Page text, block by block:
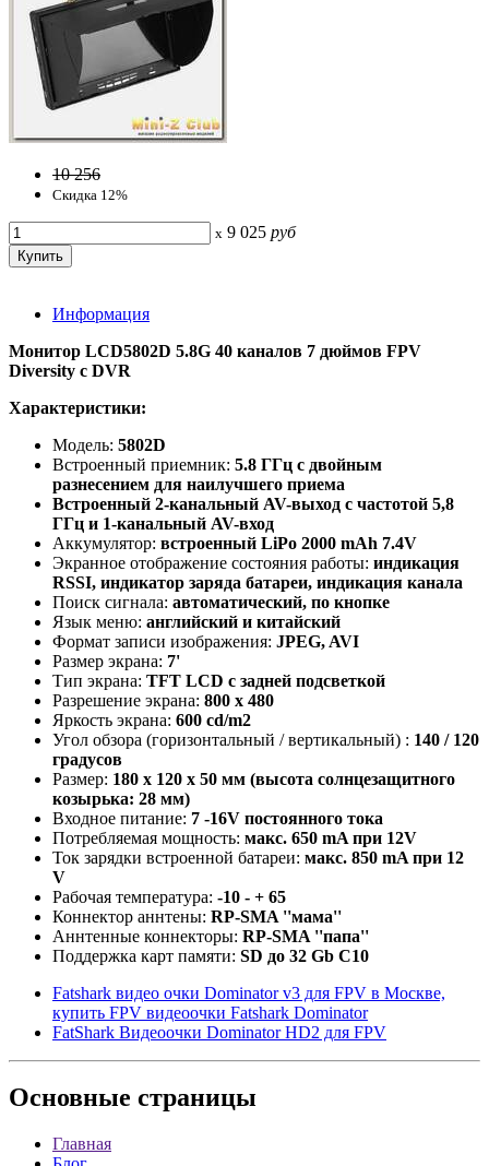
10 256
Скидка 12%
x 9 025 руб
Информация
Монитор LCD5802D 5.8G 40 каналов 7 дюймов FPV
Diversity с DVR
Характеристики:
Модель: 5802D
Встроенный приемник: 5.8 ГГц с двойным
разнесением для наилучшего приема
Встроенный 2-канальный AV-выход с частотой 5,8
ГГц и 1-канальный AV-вход
Аккумулятор: встроенный LiPo 2000 mAh 7.4V
Экранное отображение состояния работы: индикация
RSSI, индикатор заряда батареи, индикация канала
Поиск сигнала: автоматический, по кнопке
Язык меню: английский и китайский
Формат записи изображения: JPEG, AVI
Размер экрана: 7'
Тип экрана: TFT LCD с задней подсветкой
Разрешение экрана: 800 х 480
Яркость экрана: 600 cd/m2
Угол обзора (горизонтальный / вертикальный) : 140 / 120
градусов
Размер: 180 x 120 x 50 мм (высота солнцезащитного
козырька: 28 мм)
Входное питание: 7 -16V постоянного тока
Потребляемая мощность: макс. 650 mA при 12V
Ток зарядки встроенной батареи: макс. 850 mA при 12
V
Рабочая температура: -10 - + 65
Коннектор аннтены: RP-SMA ''мама''
Аннтенные коннекторы: RP-SMA ''папа''
Поддержка карт памяти: SD до 32 Gb C10
Fatshark видео очки Dominator v3 для FPV в Москве,
купить FPV видеоочки Fatshark Dominator
FatShark Видеоочки Dominator HD2 для FPV
Основные страницы
Главная